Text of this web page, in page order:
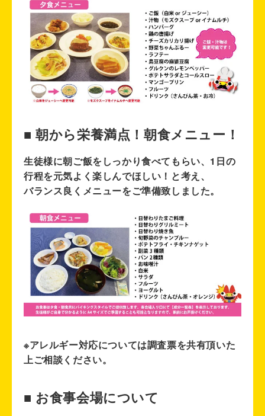
■ 朝から栄養満点！朝食メニュー！
生徒様に朝ご飯をしっかり食べてもらい、1日の
行程を元気よく楽しんでほしい！と考え、
バランス良くメニューをご準備致しました。
※アレルギー対応については調査票を共有頂いた
上ご相談ください。
■ お食事会場について